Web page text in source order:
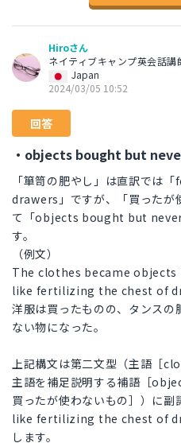
Hiroさん
ネイティブキャンプ英会話講
Japan
2024/03/05 10:52
回答
・objects bought but
「箪笥の肥やし」は直訳で
drawers」ですが、「買ったが
て「objects bought but never
す。
（例文）
The clothes became
like fertilizing the chest of
洋服は買ったものの、タンスの
ない物になった。
上記構文は第二文型（主語［
主語を補足説明する補語［
買ったが使わないもの］）に
like fertilizing the chest of
します。